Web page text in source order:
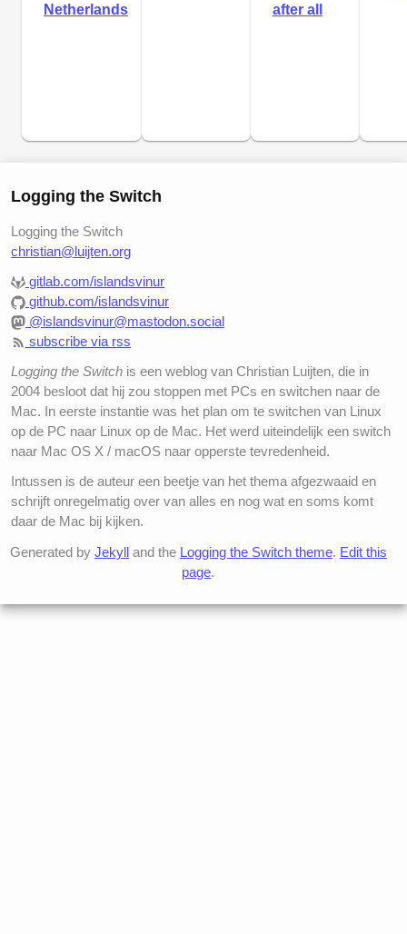
Netherlands
after all
Logging the Switch
Logging the Switch
christian@luijten.org
gitlab.com/islandsvinur
github.com/islandsvinur
@islandsvinur@mastodon.social
subscribe via rss
Logging the Switch is een weblog van Christian Luijten, die in
2004 besloot dat hij zou stoppen met PCs en switchen naar de
Mac. In eerste instantie was het plan om te switchen van Linux
op de PC naar Linux op de Mac. Het werd uiteindelijk een switch
naar Mac OS X / macOS naar opperste tevredenheid.
Intussen is de auteur een beetje van het thema afgezwaaid en
schrijft onregelmatig over van alles en nog wat en soms komt
daar de Mac bij kijken.
Generated by Jekylland the Logging the Switch theme. Edit this
page.